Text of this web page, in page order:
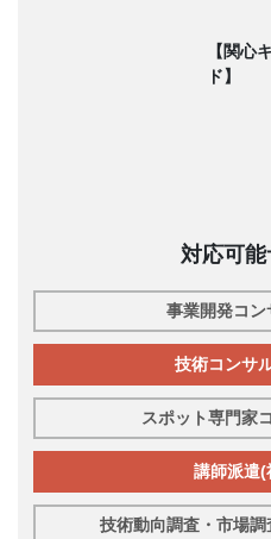
【関心
ド】
対応可
事業開発コ
技術コンサ
スポット専門家
講師派遣(
技術動向調査・市場